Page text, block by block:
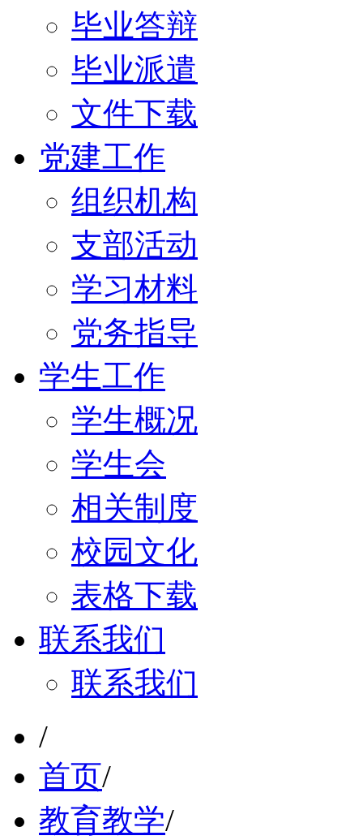
毕业答辩
毕业派遣
文件下载
党建工作
组织机构
支部活动
学习材料
党务指导
学生工作
学生概况
学生会
相关制度
校园文化
表格下载
联系我们
联系我们
/
首页/
教育教学/